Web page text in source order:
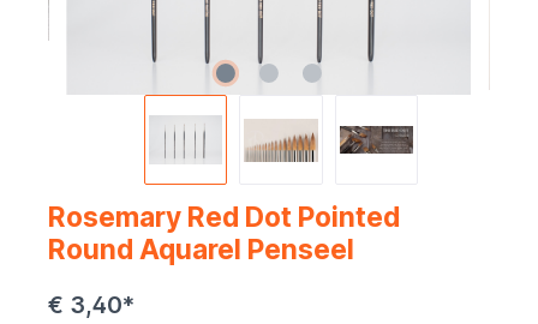
Rosemary Red Dot Pointed
Round Aquarel Penseel
€ 3,40*